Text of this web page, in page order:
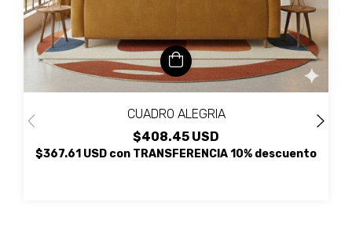
CUADRO ALEGRIA
$408.45 USD
$367.61 USD con TRANSFERENCIA 10% descuento